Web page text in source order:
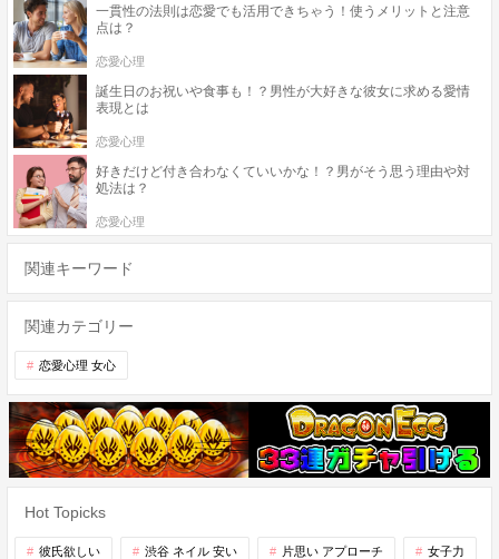
一貫性の法則は恋愛でも活用できちゃう！使うメリットと注意
点は？
恋愛心理
誕生日のお祝いや食事も！？男性が大好きな彼女に求める愛情
表現とは
恋愛心理
好きだけど付き合わなくていいかな！？男がそう思う理由や対
処法は？
恋愛心理
関連キーワード
関連カテゴリー
恋愛心理 女心
Hot Topicks
彼氏欲しい 渋谷 ネイル 安い 片思い アプローチ 女子力